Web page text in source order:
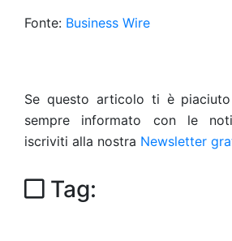
Fonte: Business Wire
Se questo articolo ti è
sempre informato con le
iscriviti alla nostra Newsletter
Tag: